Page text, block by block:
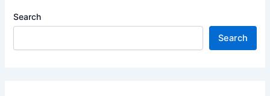
Search
Search